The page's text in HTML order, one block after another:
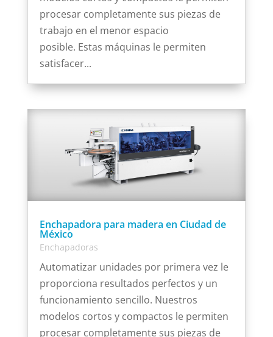
procesar completamente sus piezas de
trabajo en el menor espacio
posible. Estas máquinas le permiten
satisfacer...
Enchapadora para madera en Ciudad de
México
Enchapadoras
Automatizar unidades por primera vez le
proporciona resultados perfectos y un
funcionamiento sencillo. Nuestros
modelos cortos y compactos le permiten
procesar completamente sus piezas de